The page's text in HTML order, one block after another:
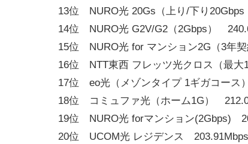
13位 NURO光 20Gs（上り/下り
14位 NURO光 G2V/G2（2Gbps）
15位 NURO光 for マンション2G（3年
16位 NTT東西 フレッツ光クロス（最大
17位 eo光（メゾンタイプ 1ギガコー
18位 コミュファ光（ホーム1G）
19位 NURO光 forマンション(2Gbps)
20位 UCOM光 レジデンス